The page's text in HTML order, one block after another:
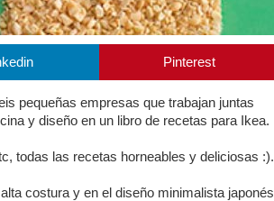
Pinterest
pequeñas empresas que trabajan juntas
y diseño en un libro de recetas para Ikea.
todas las recetas horneables y deliciosas :).
costura y en el diseño minimalista japonés